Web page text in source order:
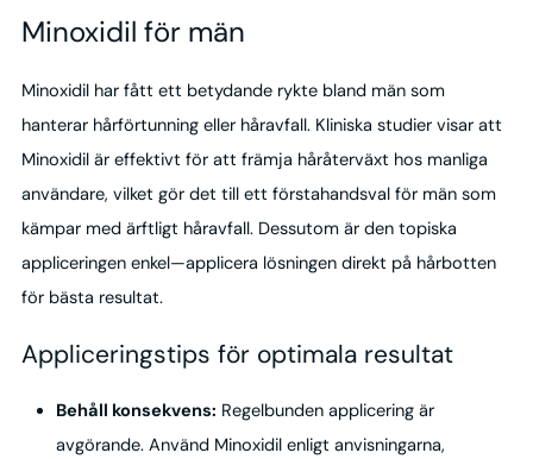
Minoxidil för män
Minoxidil har fått ett betydande rykte bland män som
hanterar hårförtunning eller håravfall. Kliniska studier visar att
Minoxidil är effektivt för att främja håråterväxt hos manliga
användare, vilket gör det till ett förstahandsval för män som
kämpar med ärftligt håravfall. Dessutom är den topiska
appliceringen enkel—applicera lösningen direkt på hårbotten
för bästa resultat.
Appliceringstips för optimala resultat
Behåll konsekvens: Regelbunden applicering är
avgörande. Använd Minoxidil enligt anvisningarna,